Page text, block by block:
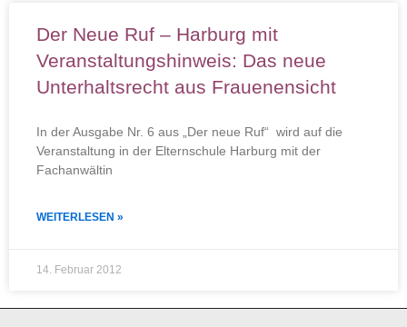
Der Neue Ruf – Harburg mit
Veranstaltungshinweis: Das neue
Unterhaltsrecht aus Frauenensicht
In der Ausgabe Nr. 6 aus „Der neue Ruf“ wird auf die
Veranstaltung in der Elternschule Harburg mit der
Fachanwältin
WEITERLESEN »
14. Februar 2012